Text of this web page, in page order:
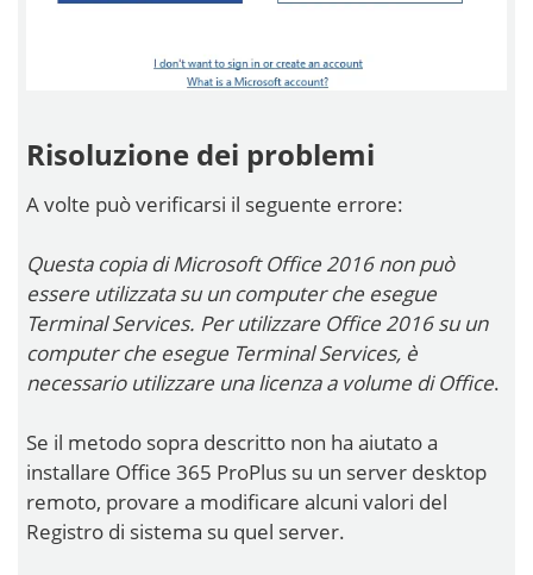
Risoluzione dei problemi
A volte può verificarsi il seguente errore:
Questa copia di Microsoft Office 2016 non può
essere utilizzata su un computer che esegue
Terminal Services. Per utilizzare Office 2016 su un
computer che esegue Terminal Services, è
necessario utilizzare una licenza a volume di Office.
Se il metodo sopra descritto non ha aiutato a
installare Office 365 ProPlus su un server desktop
remoto, provare a modificare alcuni valori del
Registro di sistema su quel server.